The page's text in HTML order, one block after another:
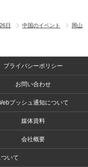
26日 中国のイベント
岡山
プライバシーポリシー
お問い合わせ
プッシュ通知について
媒体資料
会社概要
いて